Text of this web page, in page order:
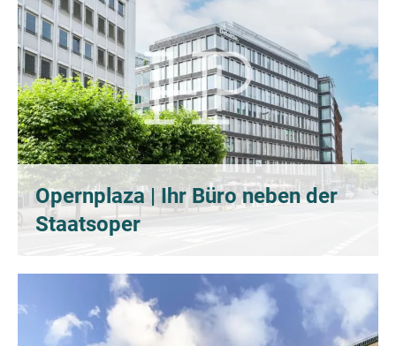
Opernplaza | Ihr Büro neben der
Staatsoper